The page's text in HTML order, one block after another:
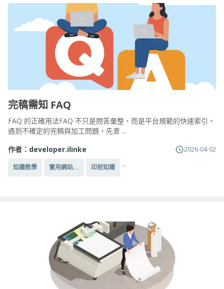
完稿需知 FAQ
FAQ 的正確用法FAQ 不只是問答彙整，而是平台規範的快速索引。
遇到不確定的完稿與加工問題，先查 ...
作者： developer.ilinke 2026-04-02
知識教學 實用網站... 印前知識 ...